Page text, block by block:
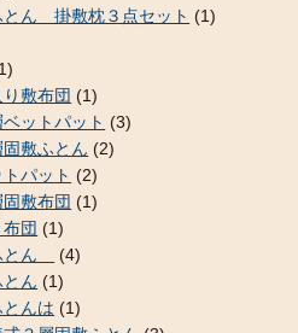
とん 掛敷枕３点セット (1)
敷布団 (1)
ットパット (3)
敷ふとん (2)
パット (2)
敷布団 (1)
団 (1)
とん
(4)
ん (1)
んは (1)